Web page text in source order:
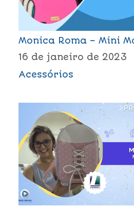
Monica Roma – Mini
16 de janeiro de 2023
Acessórios